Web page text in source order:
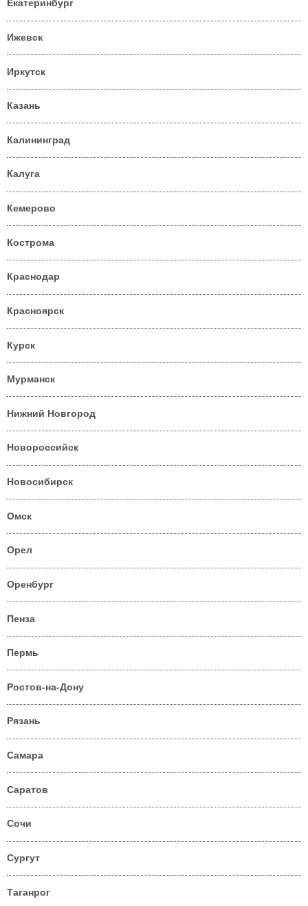
Екатеринбург
Ижевск
Иркутск
Казань
Калининград
Калуга
Кемерово
Кострома
Краснодар
Красноярск
Курск
Мурманск
Нижний Новгород
Новороссийск
Новосибирск
Омск
Орел
Оренбург
Пенза
Пермь
Ростов-на-Дону
Рязань
Самара
Саратов
Сочи
Сургут
Таганрог